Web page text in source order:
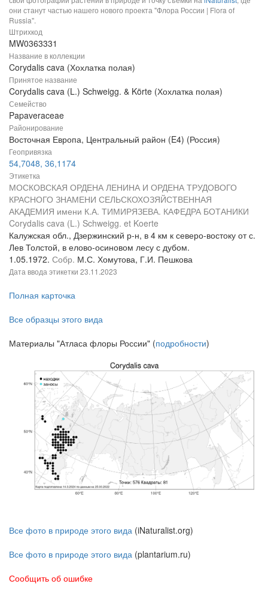
они станут частью нашего нового проекта "Флора России | Flora of
Russia".
Штрихкод
MW0363331
Название в коллекции
Corydalis cava (Хохлатка полая)
Принятое название
Corydalis cava (L.) Schweigg. & Körte (Хохлатка полая)
Семейство
Papaveraceae
Районирование
Восточная Европа, Центральный район (E4) (Россия)
Геопривязка
54,7048, 36,1174
Этикетка
МОСКОВСКАЯ ОРДЕНА ЛЕНИНА И ОРДЕНА ТРУДОВОГО
КРАСНОГО ЗНАМЕНИ СЕЛЬСКОХОЗЯЙСТВЕННАЯ
АКАДЕМИЯ имени К.А. ТИМИРЯЗЕВА. КАФЕДРА БОТАНИКИ
Corydalis cava (L.) Schweigg. et Koerte
Калужская обл., Дзержинский р-н, в 4 км к северо-востоку от с.
Лев Толстой, в елово-осиновом лесу с дубом.
1.05.1972. Собр. М.С. Хомутова, Г.И. Пешкова
Дата ввода этикетки 23.11.2023
Полная карточка
Все образцы этого вида
Материалы "Атласа флоры России" (подробности)
Все фото в природе этого вида (iNaturalist.org)
Все фото в природе этого вида (plantarium.ru)
Сообщить об ошибке